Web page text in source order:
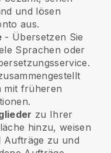
und lösen
aus.
- Übersetzen Sie
Sprachen oder
mit früheren
zu Ihrer
hinzu, weisen
Aufträge zu und